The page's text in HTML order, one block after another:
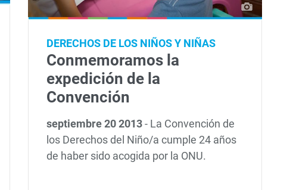
DERECHOS DE LOS NIÑOS Y NIÑAS
Conmemoramos la
expedición de la
Convención
septiembre 20 2013- La Convención de
los Derechos del Niño/a cumple 24 años
de haber sido acogida por la ONU.